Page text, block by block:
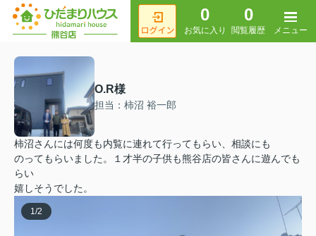
0
お気に入り
0
閲覧履歴 メニュー
O.R様
担当：柿沼 裕一郎
柿沼さんには何度も内覧に連れて行ってもらい、相談にも
のってもらいました。１才半の子供も熊谷店の皆さんに遊んでも
らい
嬉しそうでした。
1 /2